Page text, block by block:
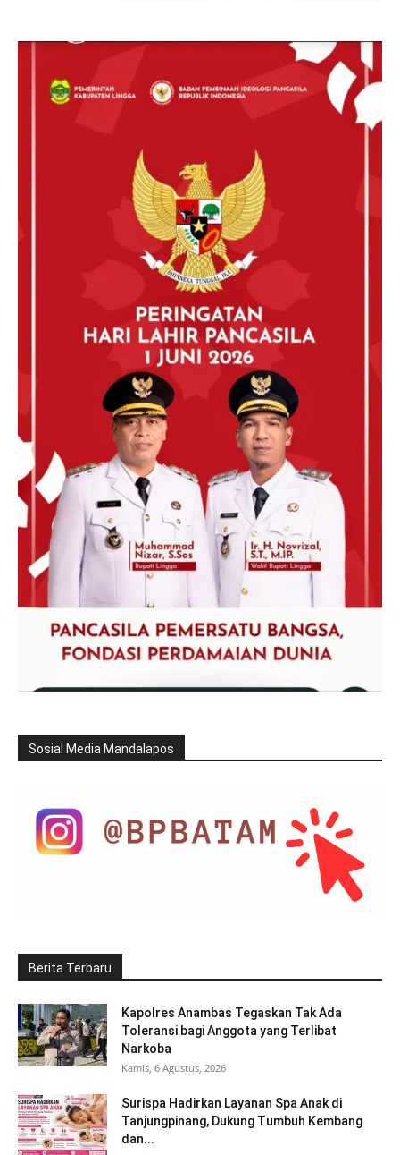
Sosial Media Mandalapos
Berita Terbaru
Kapolres Anambas Tegaskan Tak Ada
Toleransi bagi Anggota yang Terlibat
Narkoba
Kamis, 6 Agustus, 2026
Surispa Hadirkan Layanan Spa Anak di
Tanjungpinang, Dukung Tumbuh Kembang
dan...